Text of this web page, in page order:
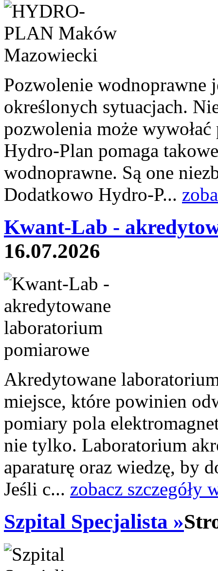
Pozwolenie wodnoprawne
określonych sytuacjach.
pozwolenia może
Hydro-Plan pomaga
wodnoprawne. Są one
Dodatkowo Hydro-P...
Kwant-Lab -
16.07.2026
Akredytowane
miejsce, które powinien
pomiary pola
nie tylko. Laboratorium
aparaturę oraz wiedzę, by
Jeśli c... zobacz szczegóły
Szpital Specjalista »